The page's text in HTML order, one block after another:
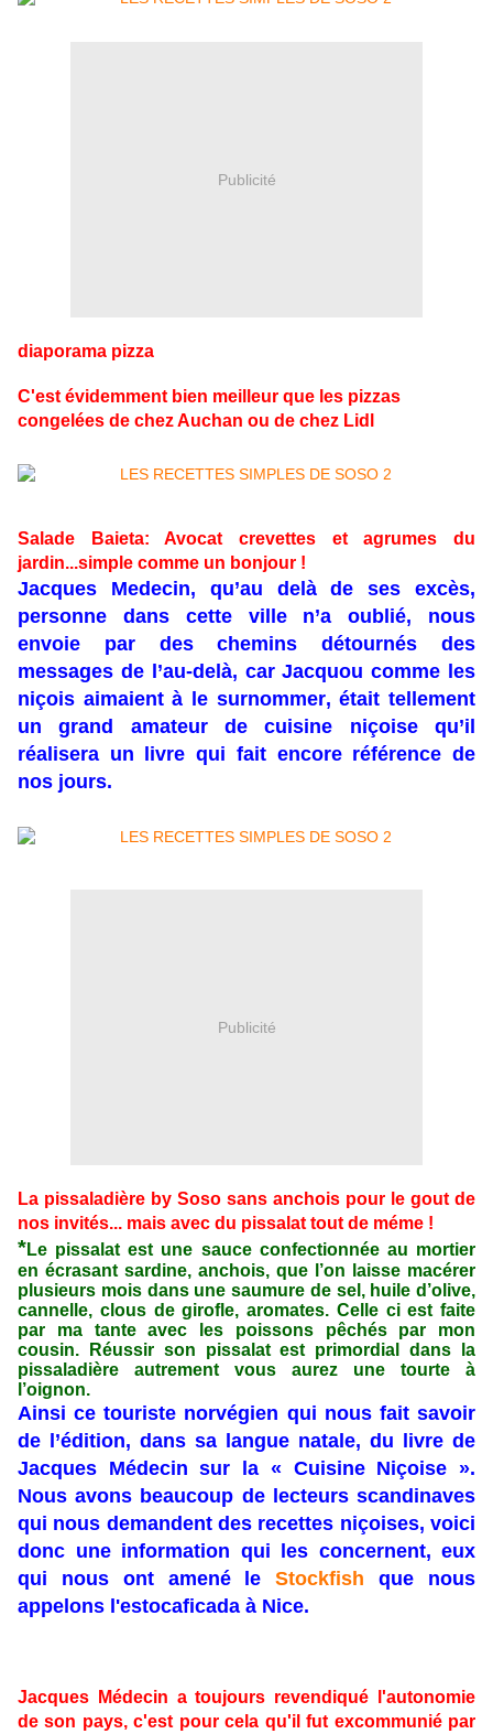
Publicité
diaporama pizza
C'est évidemment bien meilleur que les pizzas
congelées de chez Auchan ou de chez Lidl
Salade Baieta: Avocat crevettes et agrumes du
jardin...simple comme un bonjour !
Jacques Medecin, qu’au delà de ses excès,
personne dans cette ville n’a oublié, nous
envoie par des chemins détournés des
messages de l’au-delà, car Jacquou comme les
niçois aimaient à le surnommer, était tellement
un grand amateur de cuisine niçoise qu’il
réalisera un livre qui fait encore référence de
nos jours.
Publicité
La pissaladière by Soso sans anchois pour le gout de
nos invités... mais avec du pissalat tout de méme !
*Le pissalat est une sauce confectionnée au mortier
en écrasant sardine, anchois, que l’on laisse macérer
plusieurs mois dans une saumure de sel, huile d’olive,
cannelle, clous de girofle, aromates. Celle ci est faite
par ma tante avec les poissons pêchés par mon
cousin. Réussir son pissalat est primordial dans la
pissaladière autrement vous aurez une tourte à
l’oignon.
Ainsi ce touriste norvégien qui nous fait savoir
de l’édition, dans sa langue natale, du livre de
Jacques Médecin sur la « Cuisine Niçoise ».
Nous avons beaucoup de lecteurs scandinaves
qui nous demandent des recettes niçoises, voici
donc une information qui les concernent, eux
qui nous ont amené leStockfish que nous
appelons l'estocaficada à Nice.
Jacques Médecin a toujours revendiqué l'autonomie
de son pays, c'est pour cela qu'il fut excommunié par